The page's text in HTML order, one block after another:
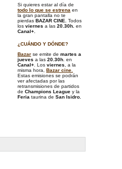
Si quieres estar al día de
todo lo que se estrena en
la gran pantalla no te
pierdas BAZAR CINE. Todos
los viernes a las 20.30h. en
Canal+.
¿CUÁNDO Y DÓNDE?
Bazar se emite de martes a
jueves a las 20.30h . en
Canal+ . Los viernes , a la
misma hora, Bazar cine.
Estas emisiones se podrán
ver afectadas por las
retransmisiones de partidos
de Champions League y la
Feria taurina de San Isidro.